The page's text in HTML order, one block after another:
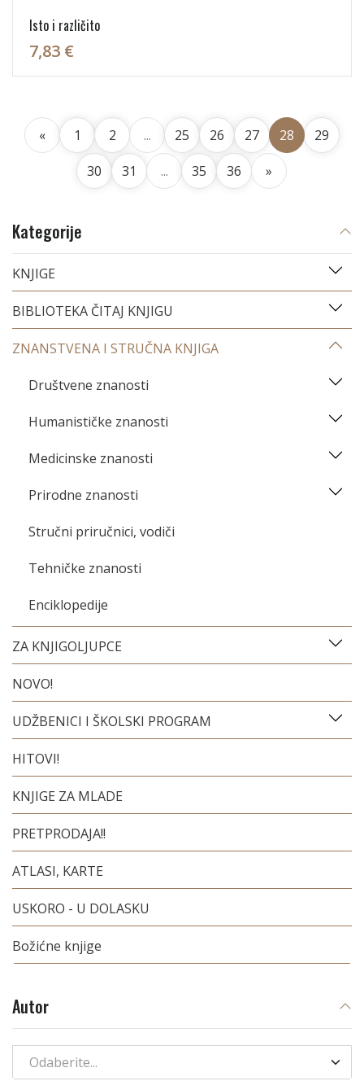
Isto i različito
7,83 €
« 1 2 ... 25 26 27 28
29
30
31 ... 35 36 »
Kategorije
KNJIGE
BIBLIOTEKA ČITAJ KNJIGU
ZNANSTVENA I STRUČNA KNJIGA
Društvene znanosti
Humanističke znanosti
Medicinske znanosti
Prirodne znanosti
Stručni priručnici, vodiči
Tehničke znanosti
Enciklopedije
ZA KNJIGOLJUPCE
NOVO!
UDŽBENICI I ŠKOLSKI PROGRAM
HITOVI!
KNJIGE ZA MLADE
PRETPRODAJA!!
ATLASI, KARTE
USKORO - U DOLASKU
Božićne knjige
Autor
Odaberite...